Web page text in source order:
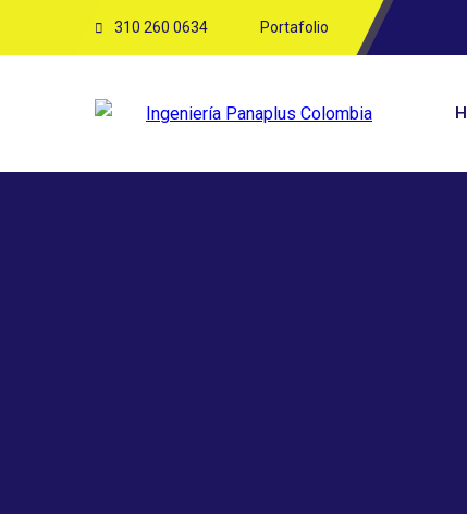
310 260 0634 Portafolio